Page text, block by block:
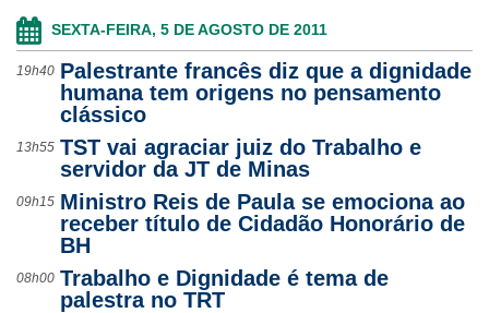
SEXTA-FEIRA, 5 DE AGOSTO DE 2011
19h40 Palestrante francês diz que a dignidade
humana tem origens no pensamento
clássico
13h55 TST vai agraciar juiz do Trabalho e
servidor da JT de Minas
09h15 Ministro Reis de Paula se emociona ao
receber título de Cidadão Honorário de
BH
08h00 Trabalho e Dignidade é tema de
palestra no TRT